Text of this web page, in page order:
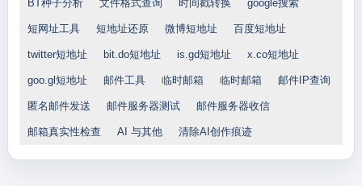
BT种子分析 文件格式查询 时间戳转换 google搜索
短网址工具 短地址还原 微博短地址 百度短地址
twitter短地址 bit.do短地址 is.gd短地址 x.co短地址
goo.gl短地址 邮件工具 临时邮箱 临时邮箱 邮件IP查询
匿名邮件发送 邮件服务器测试 邮件服务器收信
邮箱真实性检查 AI 与其他 清除AI创作痕迹